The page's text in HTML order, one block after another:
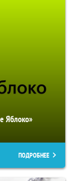
Яблоко»
ПОДРОБНЕЕ